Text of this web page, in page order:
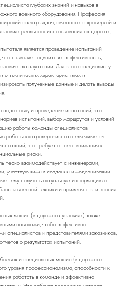
глубоких знаний и навыков в
военного оборудования. Профессия
спектр задач, связанных с проверкой и
реального использования на дорогах.
является проведение испытаний
позволяет оценить их эффективность,
эксплуатации. Для этого специалисту
о технических характеристиках и
полученные данные и делать выводы
и проведение испытаний, что
испытаний, выбор маршрутов и условий
работы команды специалистов,
работы контролера-испытателя является
что требует от него внимания к
риски.
тесно взаимодействует с инженерами,
участвующими в создании и модернизации
ему получать актуальную информацию о
военной техники и применять эти знания
машин (в дорожных условиях) также
навыками, чтобы эффективно
специалистов и представителями заказчиков,
о результатах испытаний.
и специальных машин (в дорожных
уровня профессионализма, способности к
работать в команде и эффективно